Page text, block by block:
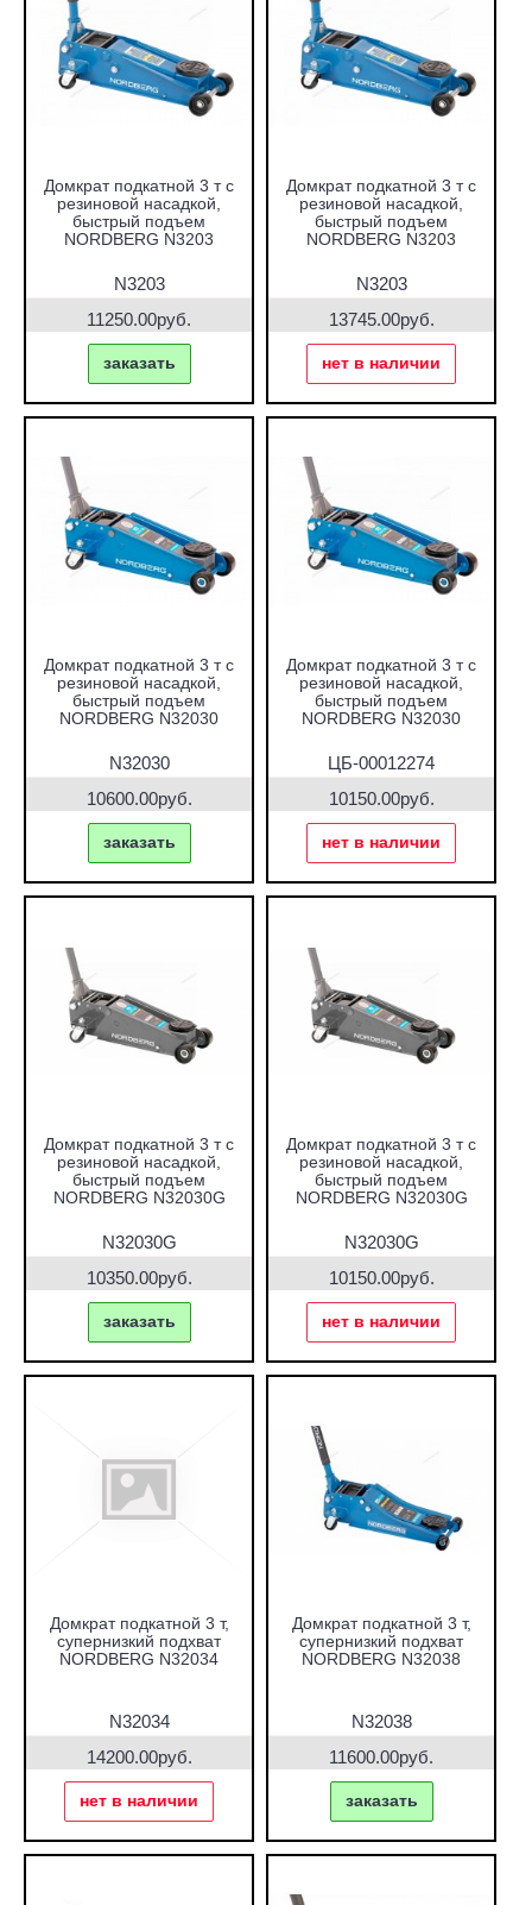
Домкрат подкатной 3 т с
резиновой насадкой,
быстрый подъем
NORDBERG N3203
N3203
11250.00руб.
заказать
Домкрат подкатной 3 т с
резиновой насадкой,
быстрый подъем
NORDBERG N3203
N3203
13745.00руб.
нет в наличии
Домкрат подкатной 3 т с
резиновой насадкой,
быстрый подъем
NORDBERG N32030
N32030
10600.00руб.
заказать
Домкрат подкатной 3 т с
резиновой насадкой,
быстрый подъем
NORDBERG N32030
ЦБ-00012274
10150.00руб.
нет в наличии
Домкрат подкатной 3 т с
резиновой насадкой,
быстрый подъем
NORDBERG N32030G
N32030G
10350.00руб.
заказать
Домкрат подкатной 3 т с
резиновой насадкой,
быстрый подъем
NORDBERG N32030G
N32030G
10150.00руб.
нет в наличии
Домкрат подкатной 3 т,
супернизкий подхват
NORDBERG N32034
N32034
14200.00руб.
нет в наличии
Домкрат подкатной 3 т,
супернизкий подхват
NORDBERG N32038
N32038
11600.00руб.
заказать